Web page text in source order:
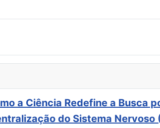
a Ciência Redefine a Busca
do Sistema Nervoso